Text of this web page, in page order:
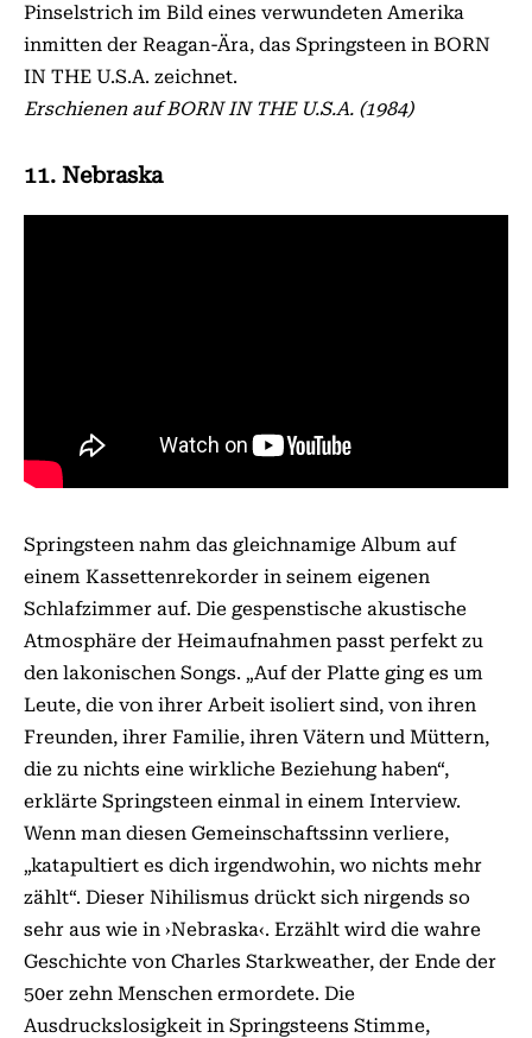
Pinselstrich im Bild eines verwundeten Amerika
inmitten der Reagan-Ära, das Springsteen in BORN
IN THE U.S.A. zeichnet.
Erschienen auf BORN IN THE U.S.A. (1984)
11. Nebraska
Springsteen nahm das gleichnamige Album auf
einem Kassettenrekorder in seinem eigenen
Schlafzimmer auf. Die gespenstische akustische
Atmosphäre der Heimaufnahmen passt perfekt zu
den lakonischen Songs. „Auf der Platte ging es um
Leute, die von ihrer Arbeit isoliert sind, von ihren
Freunden, ihrer Familie, ihren Vätern und Müttern,
die zu nichts eine wirkliche Beziehung haben“,
erklärte Springsteen einmal in einem Interview.
Wenn man diesen Gemeinschaftssinn verliere,
„katapultiert es dich irgendwohin, wo nichts mehr
zählt“. Dieser Nihilismus drückt sich nirgends so
sehr aus wie in ›Nebraska‹. Erzählt wird die wahre
Geschichte von Charles Starkweather, der Ende der
50er zehn Menschen ermordete. Die
Ausdruckslosigkeit in Springsteens Stimme,